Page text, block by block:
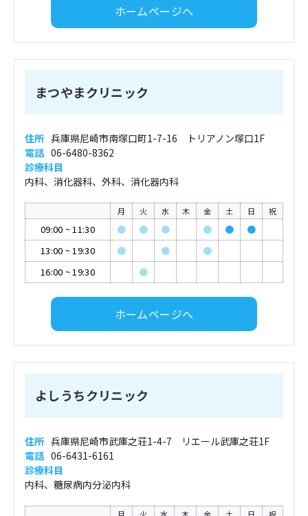
ホームページへ
まつやまクリニック
住所 兵庫県尼崎市南塚口町1-7-16 トリアノン塚口1F
電話 06-6480-8362
診療科目
内科、消化器科、外科、消化器内科
月 火 水 木 金 土 日 祝
09:00 ~11:30 ● ● ● ● ●
●
13:00 ~19:30 ● ●
●
16:00 ~19:30 ●
ホームページへ
よしうちクリニック
住所 兵庫県尼崎市武庫之荘1-4-7 リエール武庫之荘1F
電話 06-6431-6161
診療科目
内科、糖尿病内分泌内科